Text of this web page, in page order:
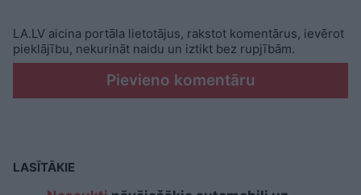
LA.LV aicina portāla lietotājus, rakstot komentārus, ievērot
pieklājību, nekurināt naidu un iztikt bez rupjībām.
Pievieno komentāru
LASĪTĀKIE